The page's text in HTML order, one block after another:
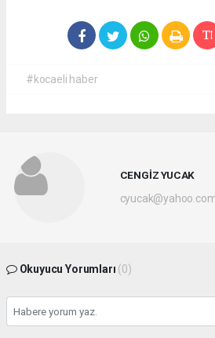
#kocaeli haber
CENGİZ YUCAK
Okuyucu Yorumları (0)